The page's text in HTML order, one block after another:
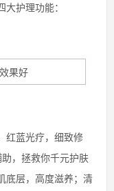
护理功能：
蓝光疗，细致修
，拯救你千元护肤
底层，高度滋养；清